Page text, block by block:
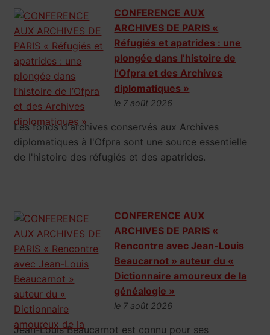
CONFERENCE AUX
ARCHIVES DE PARIS «
Réfugiés et apatrides : une
plongée dans l’histoire de
l’Ofpra et des Archives
diplomatiques »
le 7 août 2026
Les fonds d'archives conservés aux Archives
diplomatiques à l'Ofpra sont une source essentielle
de l'histoire des réfugiés et des apatrides.
CONFERENCE AUX
ARCHIVES DE PARIS «
Rencontre avec Jean-Louis
Beaucarnot » auteur du «
Dictionnaire amoureux de la
généalogie »
le 7 août 2026
Jean-Louis Beaucarnot est connu pour ses